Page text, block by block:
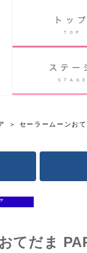
セーラームーンお
てだま